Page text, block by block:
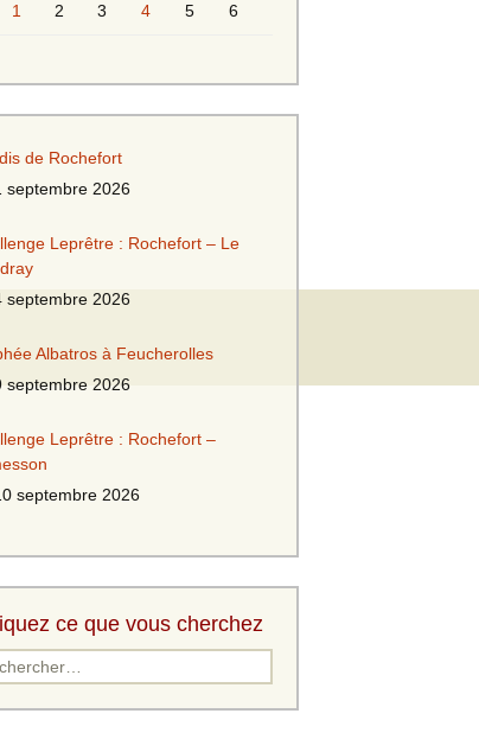
1 2 3 4 5 6
de Rochefort
septembre 2026
Leprêtre : Rochefort – Le
septembre 2026
Albatros à Feucherolles
septembre 2026
Leprêtre : Rochefort –
septembre 2026
ce que vous cherchez